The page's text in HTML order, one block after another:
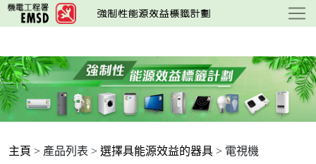
跳
至
要
內
容
主頁 > 產品列表 > 選擇具能源效益的器具 > 電視機